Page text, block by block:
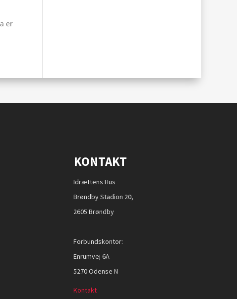
er
KONTAKT
Idrættens Hus
Brøndby Stadion 20,
2605 Brøndby
Forbundskontor:
Enrumvej 6A
5270 Odense N
Kontakt